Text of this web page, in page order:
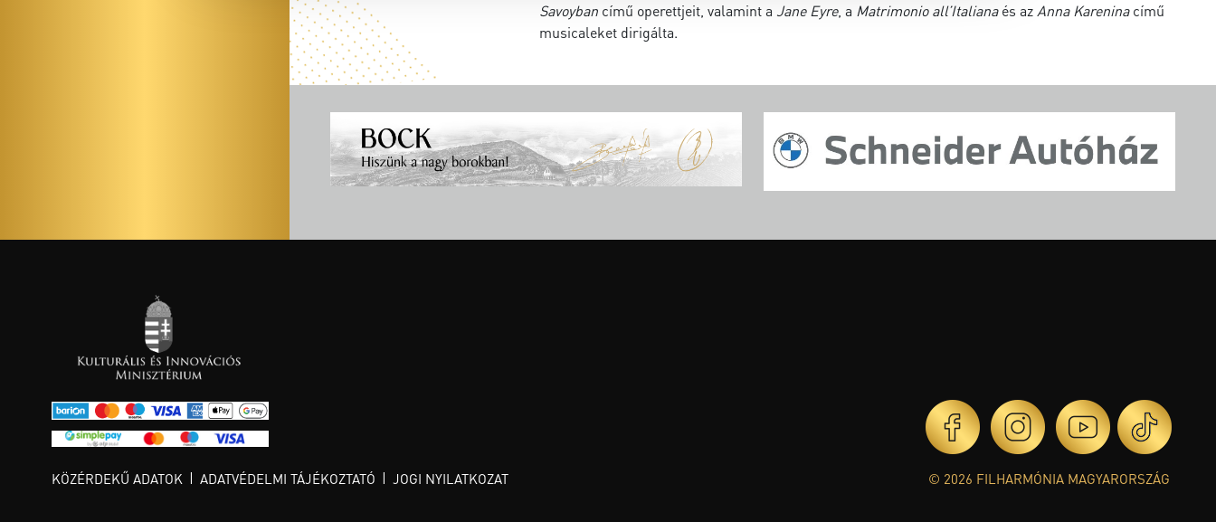
Savoybancímű operettjeit, valamint a Jane Eyre, a Matrimonio all’Italianaés azAnna Kareninacímű
musicaleket dirigálta.
KÖZÉRDEKŰ ADATOK ADATVÉDELMI TÁJÉKOZTATÓ JOGI NYILATKOZAT © 2026 FILHARMÓNIA MAGYARORSZÁG